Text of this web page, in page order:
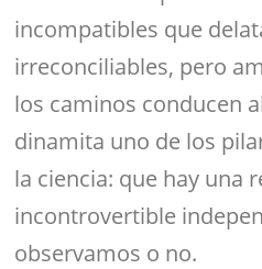
incompatibles que
irreconciliables, pero
los caminos conducen
dinamita uno de los
la ciencia: que hay una
incontrovertible
observamos o no.